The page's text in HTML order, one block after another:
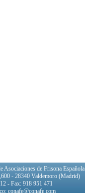
Asociaciones de Frisona Española
- 28340 Valdemoro (Madrid)
- Fax: 918 951 471
conafe@conafe.com